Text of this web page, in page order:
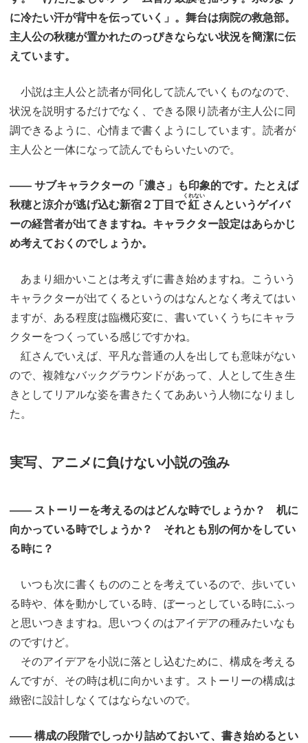
に冷たい汗が背中を伝っていく」。舞台は病院の救急部。
主人公の秋穂が置かれたのっぴきならない状況を簡潔に伝
えています。
小説は主人公と読者が同化して読んでいくものなので、
状況を説明するだけでなく、できる限り読者が主人公に同
調できるように、心情まで書くようにしています。読者が
主人公と一体になって読んでもらいたいので。
―― サブキャラクターの「濃さ」も印象的です。たとえば
秋穂と涼介が逃げ込む新宿２丁目で 紅
くれない
さんというゲイバ
ーの経営者が出てきますね。キャラクター設定はあらかじ
め考えておくのでしょうか。
あまり細かいことは考えずに書き始めますね。こういう
キャラクターが出てくるというのはなんとなく考えてはい
ますが、ある程度は臨機応変に、書いていくうちにキャラ
クターをつくっている感じですかね。
紅さんでいえば、平凡な普通の人を出しても意味がない
ので、複雑なバックグラウンドがあって、人として生き生
きとしてリアルな姿を書きたくてああいう人物になりまし
た。
実写、アニメに負けない小説の強み
―― ストーリーを考えるのはどんな時でしょうか？ 机に
向かっている時でしょうか？ それとも別の何かをしてい
る時に？
いつも次に書くもののことを考えているので、歩いてい
る時や、体を動かしている時、ぼーっとしている時にふっ
と思いつきますね。思いつくのはアイデアの種みたいなも
のですけど。
そのアイデアを小説に落とし込むために、構成を考える
んですが、その時は机に向かいます。ストーリーの構成は
緻密に設計しなくてはならないので。
―― 構成の段階でしっかり詰めておいて、書き始めるとい